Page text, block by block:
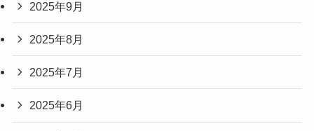
2025年9月
2025年8月
2025年7月
2025年6月